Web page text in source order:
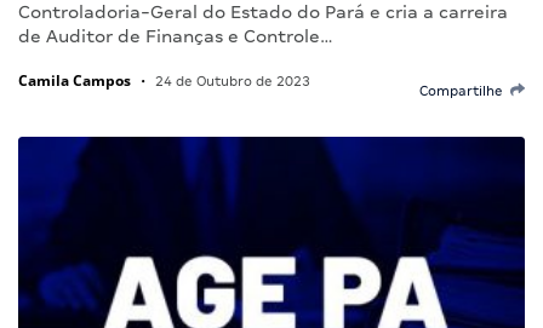
Controladoria-Geral do Estado do Pará e cria a carreira
de Auditor de Finanças e Controle…
Camila Campos • 24 de Outubro de 2023
Compartilhe